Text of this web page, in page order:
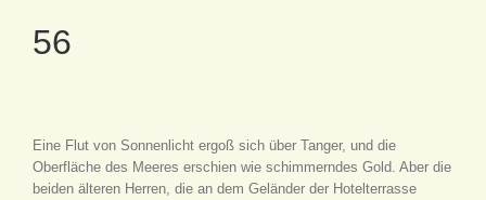
56
Eine Flut von Sonnenlicht ergoß sich über Tanger, und die
Oberfläche des Meeres erschien wie schimmerndes Gold. Aber die
beiden älteren Herren, die an dem Geländer der Hotelterrasse